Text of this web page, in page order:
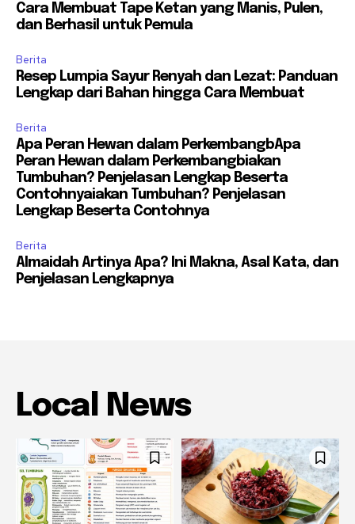
Cara Membuat Tape Ketan yang Manis, Pulen,
dan Berhasil untuk Pemula
Berita
Resep Lumpia Sayur Renyah dan Lezat: Panduan
Lengkap dari Bahan hingga Cara Membuat
Berita
Apa Peran Hewan dalam PerkembangbApa
Peran Hewan dalam Perkembangbiakan
Tumbuhan? Penjelasan Lengkap Beserta
Contohnyaiakan Tumbuhan? Penjelasan
Lengkap Beserta Contohnya
Berita
Almaidah Artinya Apa? Ini Makna, Asal Kata, dan
Penjelasan Lengkapnya
Local News